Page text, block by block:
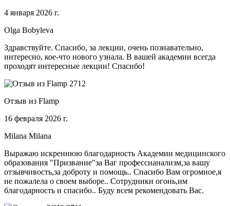
4 января 2026 г.
Olga Bobyleva
Здравствуйте. Спасибо, за лекции, очень познавательно,
интересно, кое-что нового узнала. В вашей академии всегда
проходят интересные лекции! Спасибо!
Отзыв из Flamp
16 февраля 2026 г.
Milana Milana
Выражаю искреннюю благодарность Академии медицинского
образования "Призвание"за Ваг профессианализм,за вашу
отзывчивость,за доброту и помощь.. Спасибо Вам огромное,я
не пожалела о своем выборе.. Сотрудники огонь,им
благодарность и спасибо.. Буду всем рекомендовать Вас.